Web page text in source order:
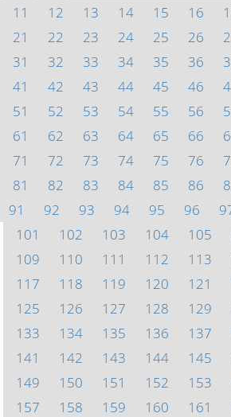
11
12 13 14 15 16
21
22 23 24 25 26
31
32 33 34 35 36
41
42 43 44 45 46
51
52 53 54 55 56
61
62 63 64 65 66
71
72 73 74 75 76
81
82 83 84 85 86
91
92 93 94 95 96
101
102 103 104 105
109
110 111 112 113
117
118 119 120 121
125
126 127 128 129
133
134 135 136 137
141
142 143 144 145
149
150 151 152 153
157
158 159 160 161